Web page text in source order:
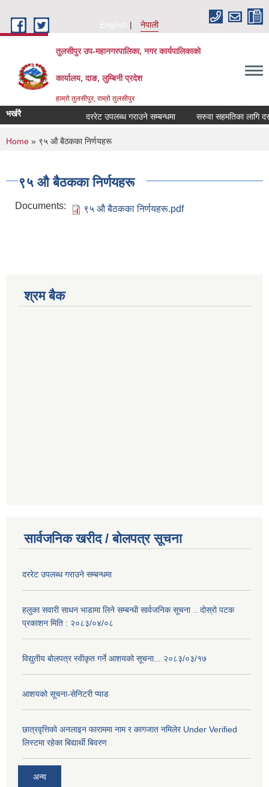
English
नेपाली
तुलसीपुर उप-महानगरपालिका, नगर कार्यपालिकाको
कार्यालय, दाङ, लुम्बिनी प्रदेश
हाम्रो तुलसीपुर, राम्रो तुलसीपुर
भर्खरै दररेट उपलब्ध गराउने सम्बन्धमा सरुवा सहमतिका लागि
You are here
Home » ९५ औ बैठकका निर्णयहरू
९५ औ बैठकका निर्णयहरू
Documents: ९५ औ बैठकका निर्णयहरू.pdf
श्रम बैक
सार्वजनिक खरीद / बोलपत्र सूचना
दररेट उपलब्ध गराउने सम्बन्धमा
हलुका सवारी साधन भाडामा लिने सम्बन्धी सार्वजनिक सूचना .. दोस्रो पटक
प्रकाशन मिति : २०८३/०४/०८
विद्युतीय बोलपत्र स्वीकृत गर्ने आशयको सूचना... २०८३/०३/१७
आशयको सूचना-सेनिटरी प्याड
छात्रवृत्तिको अनलाइन फाराममा नाम र कागजात नमिलेर Under Verified
लिस्टमा रहेका बिद्यार्थी बिवरण
अन्य